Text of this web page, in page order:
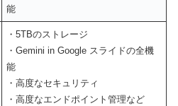
能
・5TBのストレージ
・Gemini in Google スライドの全機
能
・高度なセキュリティ
・高度なエンドポイント管理など